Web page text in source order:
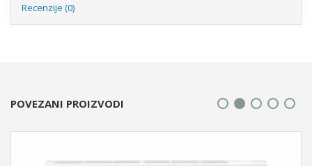
Recenzije (0)
POVEZANI PROIZVODI